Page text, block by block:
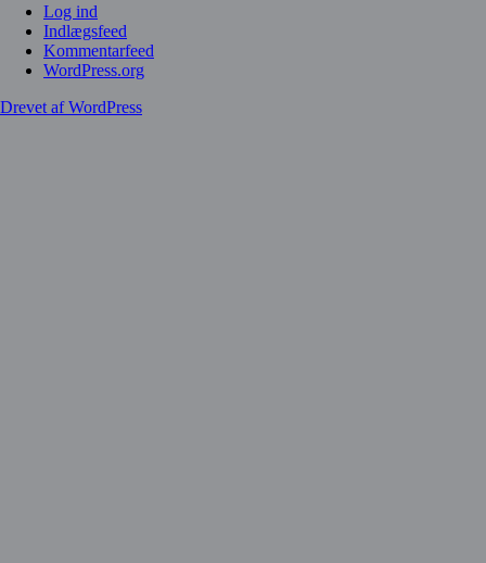
Log ind
Indlægsfeed
Kommentarfeed
WordPress.org
Drevet af WordPress